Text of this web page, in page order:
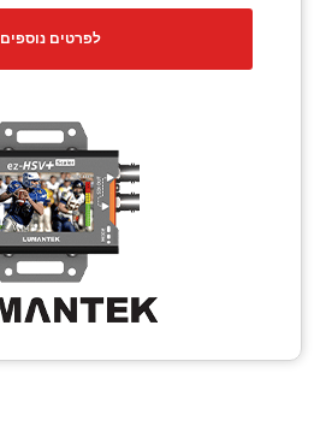
AV over IP
CCTV
Photo Printers
לפרטים נוספים